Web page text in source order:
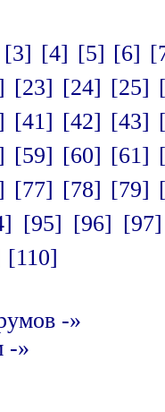
[3] [4] [5] [6]
[23] [24] [25]
[41] [42] [43]
[59] [60] [61]
[77] [78] [79]
[95] [96] [97]
[110]
-»
-»